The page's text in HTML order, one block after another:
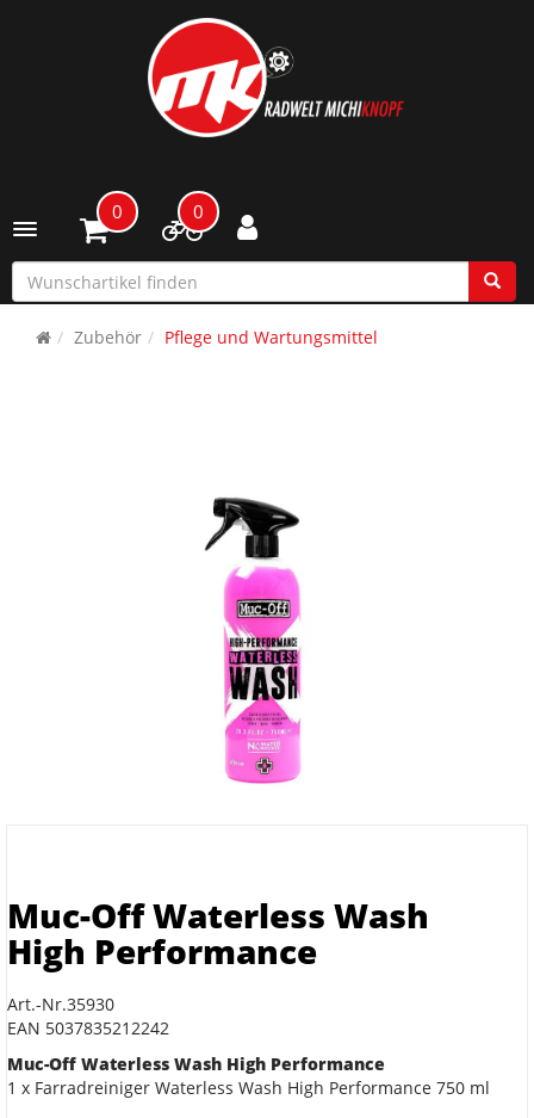
Toggle navigation
0 0
Zubehör Pflege und Wartungsmittel
Muc-Off Waterless Wash
High Performance
Art.-Nr.35930
EAN 5037835212242
Muc-Off Waterless Wash High Performance
1 x Farradreiniger Waterless Wash High Performance 750 ml